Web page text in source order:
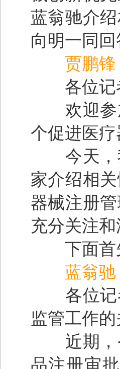
蓝翁驰介
向明一同回
贾鹏锋
各位记
欢迎参加
个促进医
今天，我
家介绍相
器械注册
充分关注和
下面首先
蓝翁驰
各位记者
监管工作的
近期，省
品注册审